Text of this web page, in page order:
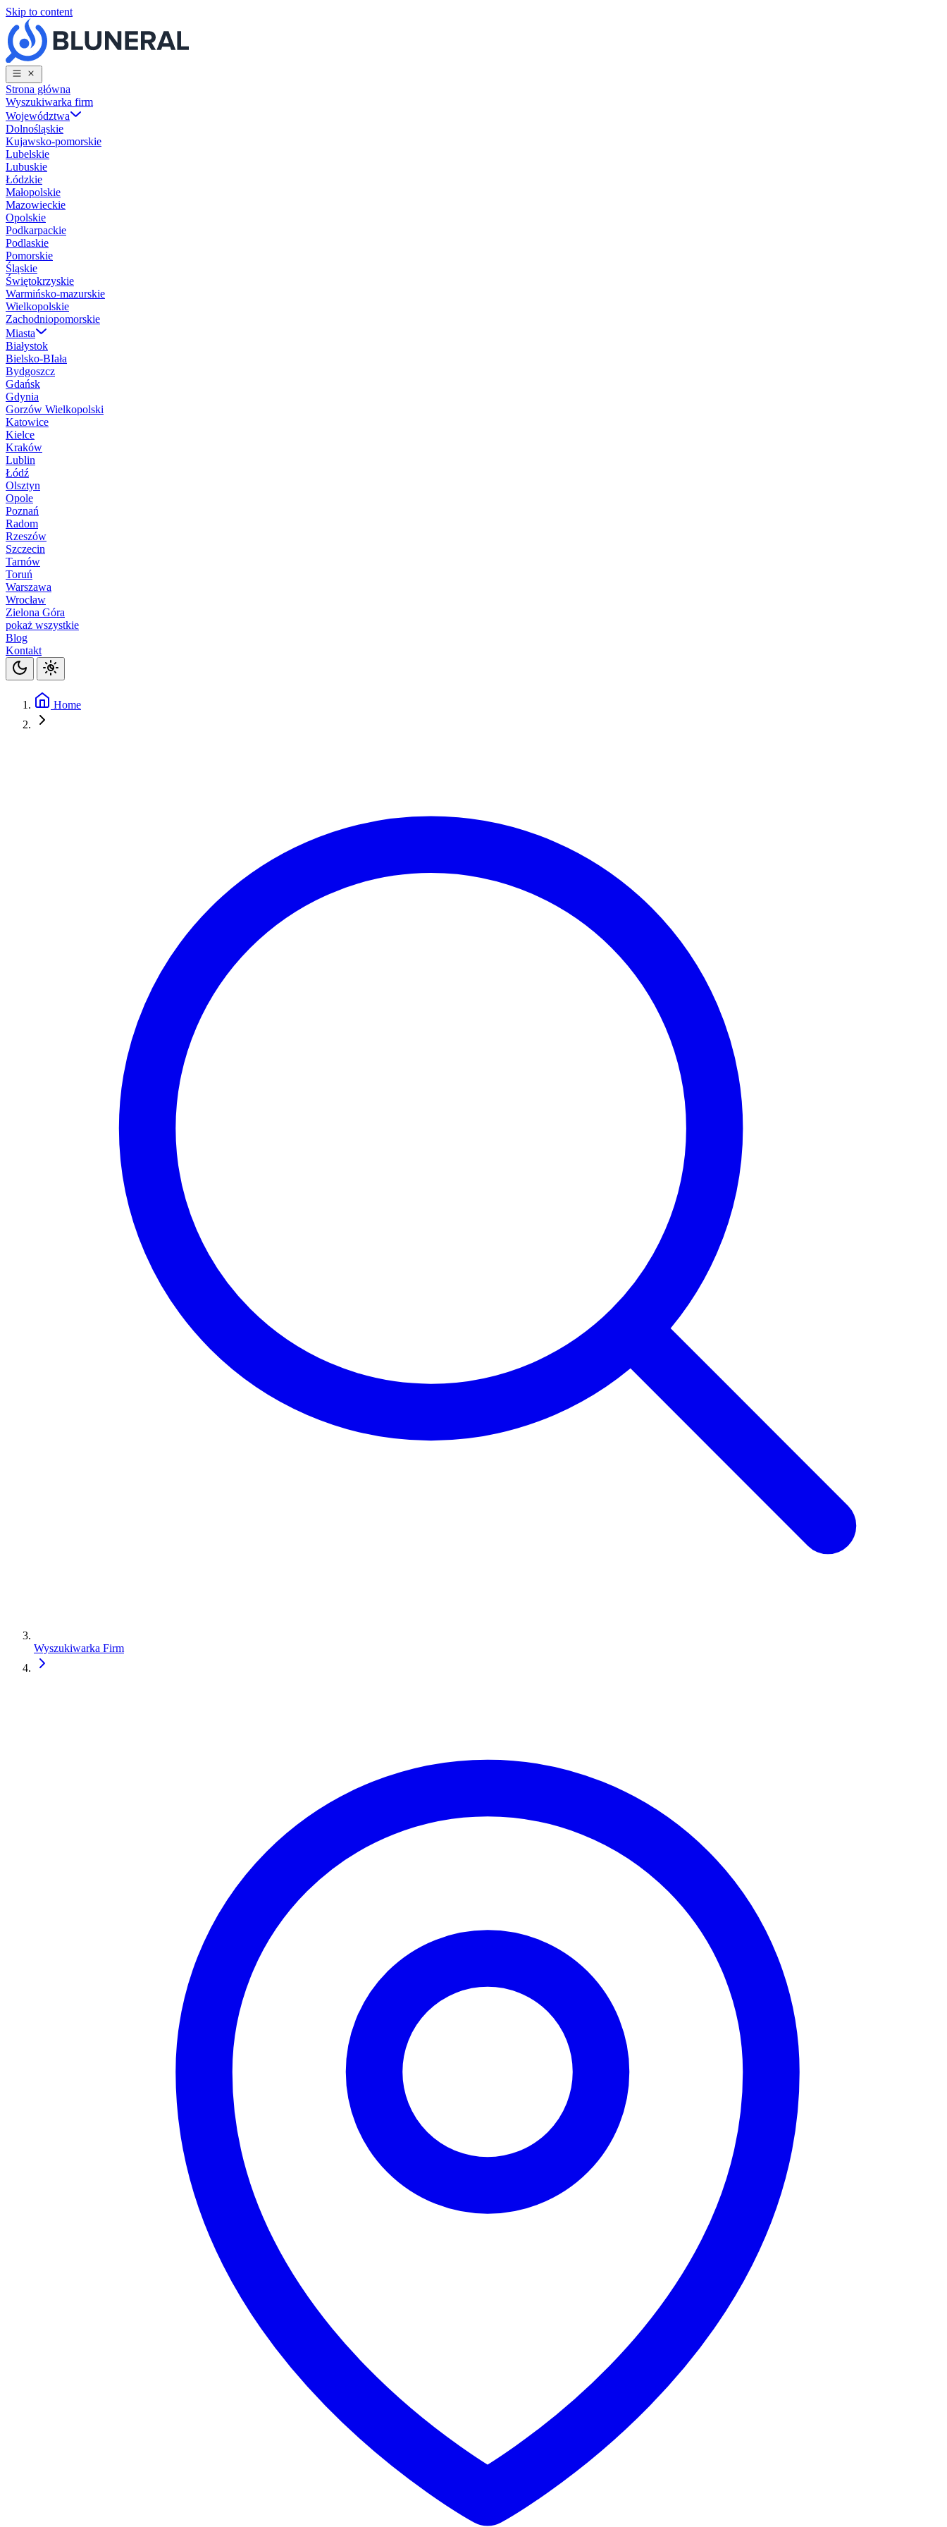
Skip to content
Strona główna
Wyszukiwarka firm
Województwa
Dolnośląskie
Kujawsko-pomorskie
Lubelskie
Lubuskie
Łódzkie
Małopolskie
Mazowieckie
Opolskie
Podkarpackie
Podlaskie
Pomorskie
Śląskie
Świętokrzyskie
Warmińsko-mazurskie
Wielkopolskie
Zachodniopomorskie
Miasta
Białystok
Bielsko-BIała
Bydgoszcz
Gdańsk
Gdynia
Gorzów Wielkopolski
Katowice
Kielce
Kraków
Lublin
Łódź
Olsztyn
Opole
Poznań
Radom
Rzeszów
Szczecin
Tarnów
Toruń
Warszawa
Wrocław
Zielona Góra
pokaż wszystkie
Blog
Kontakt
Home
Wyszukiwarka Firm